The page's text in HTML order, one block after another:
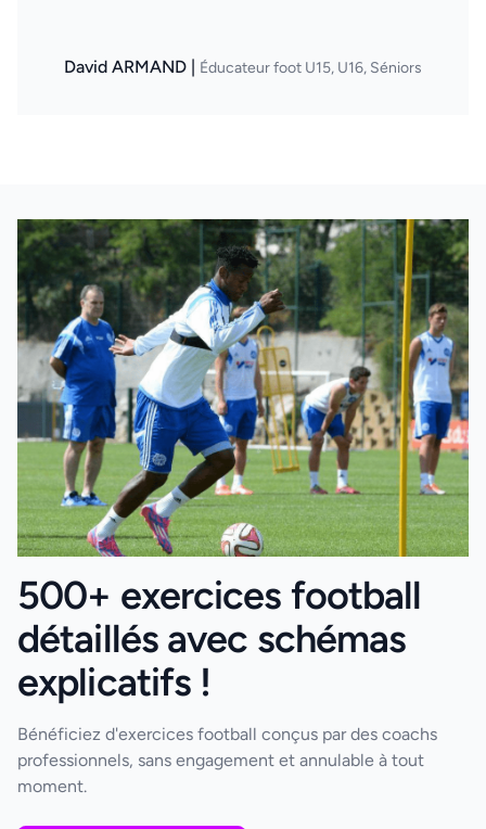
David ARMAND | Éducateur foot U15, U16, Séniors
500+ exercices football
détaillés avec schémas
explicatifs !
Bénéficiez d'exercices football conçus par des coachs
professionnels, sans engagement et annulable à tout
moment.